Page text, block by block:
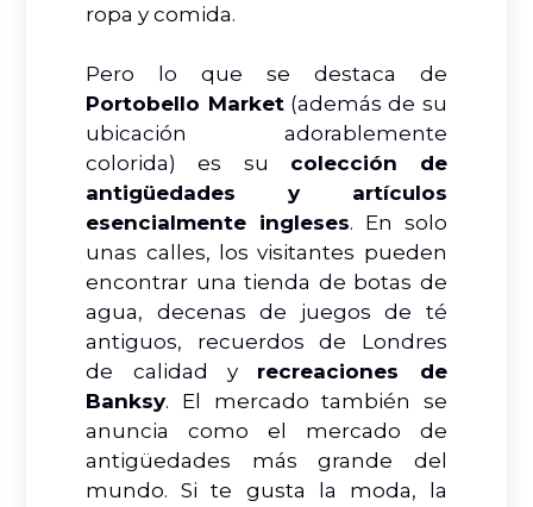
ropa y comida.
Pero lo que se destaca de
Portobello Market(además de su
ubicación adorablemente
colorida) es su colección de
antigüedades y artículos
esencialmente ingleses. En solo
unas calles, los visitantes pueden
encontrar una tienda de botas de
agua, decenas de juegos de té
antiguos, recuerdos de Londres
de calidad y recreaciones de
Banksy. El mercado también se
anuncia como el mercado de
antigüedades más grande del
mundo. Si te gusta la moda, la